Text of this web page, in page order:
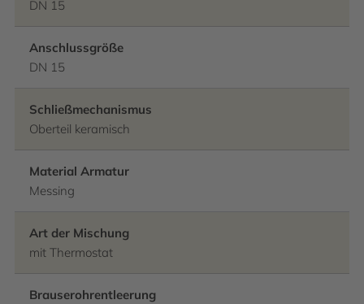
DN 15
Anschlussgröße
DN 15
Schließmechanismus
Oberteil keramisch
Material Armatur
Messing
Art der Mischung
mit Thermostat
Brauserohrentleerung